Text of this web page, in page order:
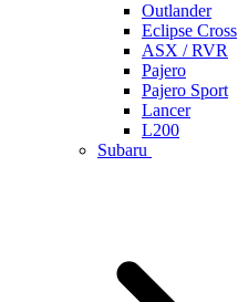
Outlander
Eclipse Cross
ASX / RVR
Pajero
Pajero Sport
Lancer
L200
Subaru